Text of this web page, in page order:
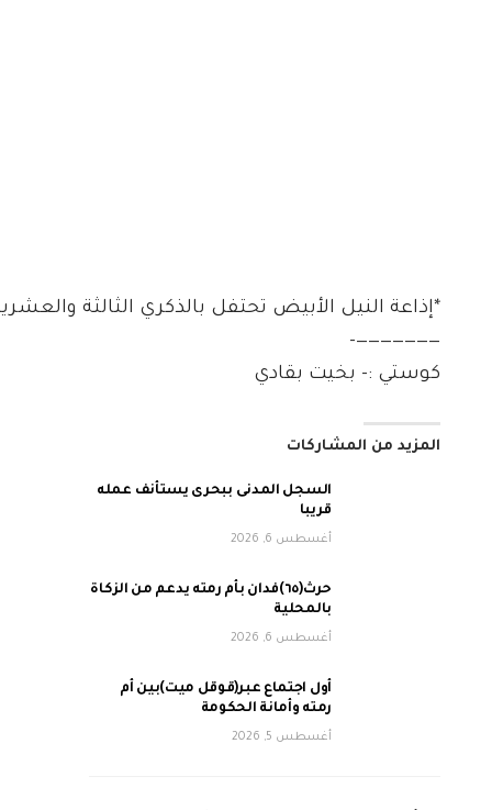
*إذاعة النيل الأبيض تحتفل بالذكري الثالثة
———————-
كوستي :- بخيت بقادي
المزيد من المشاركات
السجل المدنى ببحرى يستأنف عمله
قريبا
أغسطس 6, 2026
حرث(٦٥)فدان بأم رمته يدعم من الزكاة
بالمحلية
أغسطس 6, 2026
أول اجتماع عبر(قوقل ميت)بين أم
رمته وأمانة الحكومة
أغسطس 5, 2026